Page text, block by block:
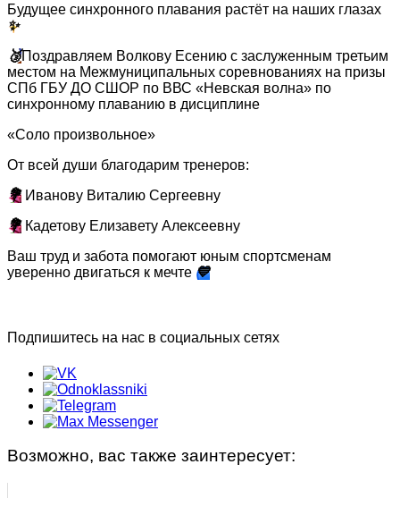
Фехтование
НАБОР
Документы по спортивной подготовке
Группа «Мать и дитя»
Группа «Русалочка»
Индивидуальные занятия
Фитнес, аэробика
Детский фитнес с элементами фехтования
Детский фитнес с элементами гимнастики
тренировка
Будущее синхронного плавания растёт на наших глазах
✨
🥉Поздравляем Волкову Есению с заслуженным третьим
местом на Межмуниципальных соревнованиях на призы
СПб ГБУ ДО СШОР по ВВС «Невская волна» по
синхронному плаванию в дисциплине
«Соло произвольное»
От всей души благодарим тренеров:
💐Иванову Виталию Сергеевну
💐Кадетову Елизавету Алексеевну
Ваш труд и забота помогают юным спортсменам
уверенно двигаться к мечте 💙
Подпишитесь на нас в социальных сетях
Возможно, вас также заинтересует: